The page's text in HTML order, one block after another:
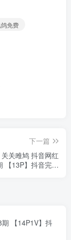
免费
下一篇
关雎鸠 抖音网红
【13P】抖音完整
【14P1V】抖